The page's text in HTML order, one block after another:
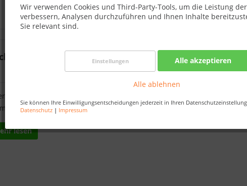
Wir verwenden Cookies und Third-Party-Tools, um die Leistung
verbessern, Analysen durchzuführen und Ihnen Inhalte
Sie relevant sind.
Einstellungen Alle akzeptieren
Alle ablehnen
Sie können Ihre Einwilligungsentscheidungen jederzeit in Ihren
Datenschutz | Impressum
eine gute...
gute Grill verdient auch eine gute Abdeckhaube. Sie dient als Schutz
lesen